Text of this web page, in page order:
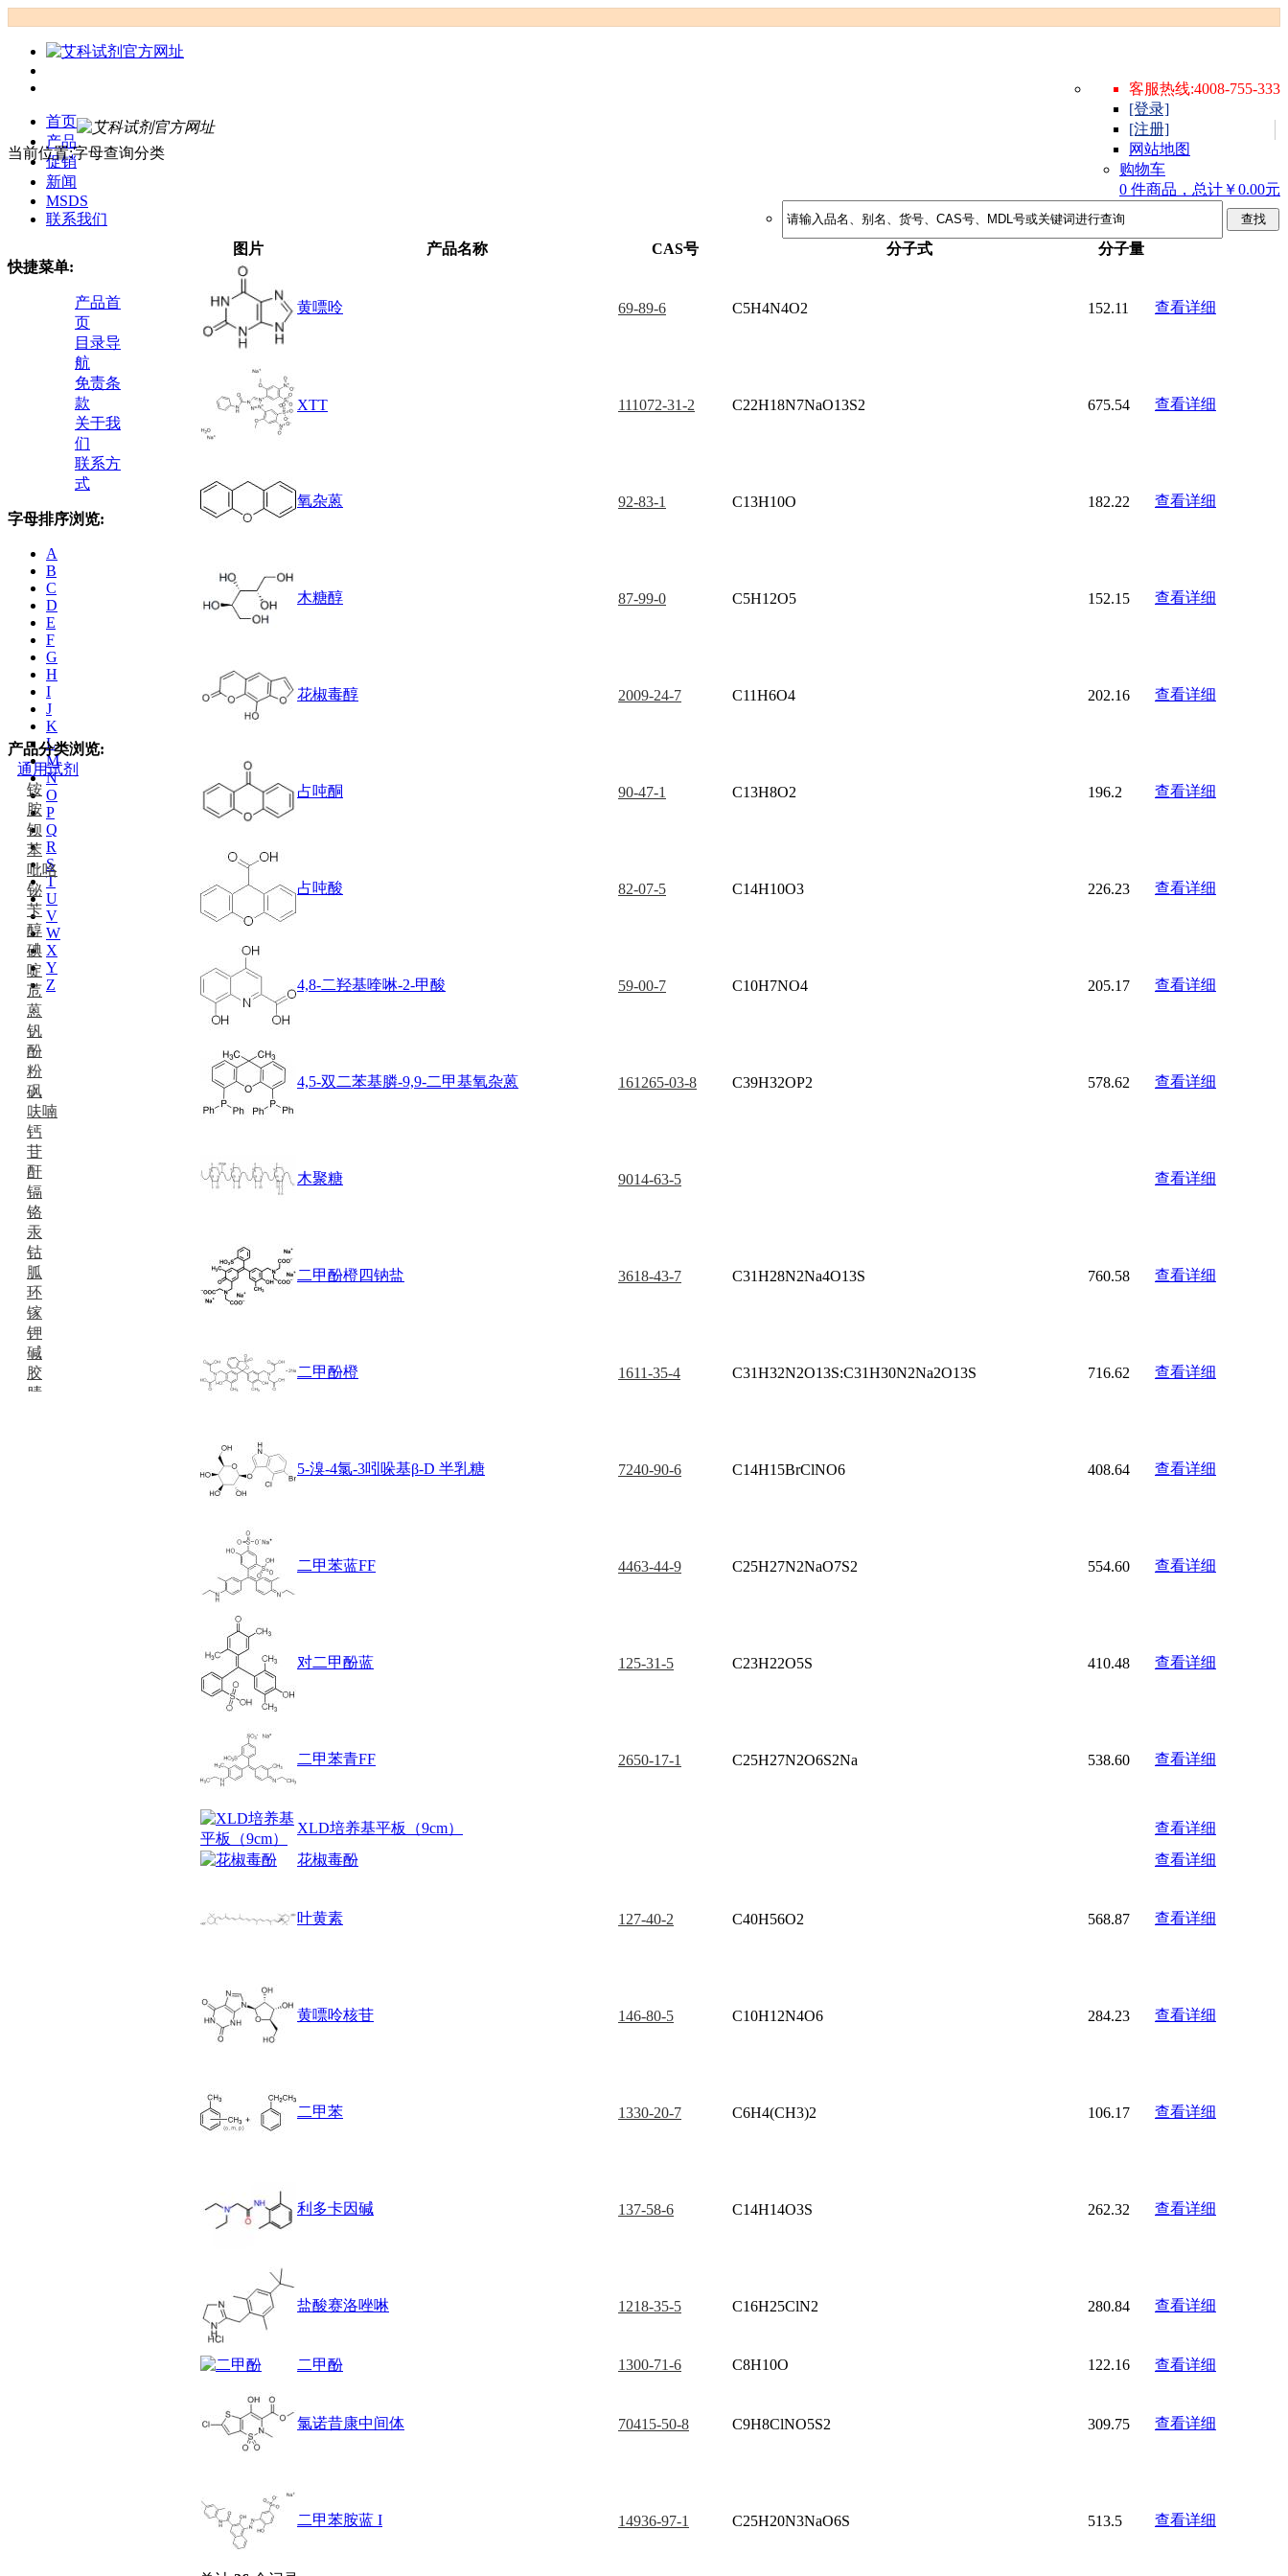
客服热线:4008-755-333
[登录]
[注册]
网站地图
购物车
0 件商品，总计￥0.00元
首页
产品
促销
新闻
MSDS
联系我们
当前位置:字母查询分类
快捷菜单:
产品首
页
目录导
航
免责条
款
关于我
们
联系方
式
字母排序浏览:
A
B
C
D
E
F
G
H
I
J
K
L
M
N
O
P
Q
R
S
T
U
V
W
X
Y
Z
产品分类浏览:
通用试剂
铵
胺
钡
苯
吡咯
铋
苄
醇
碘
啶
苊
蒽
钒
酚
粉
砜
呋喃
钙
苷
酐
镉
铬
汞
钴
胍
环
镓
钾
碱
胶
腈
图片 产品名称 CAS号 分子式 分子量
黄嘌呤 69-89-6 C5H4N4O2 152.11 查看详细
XTT 111072-31-2 C22H18N7NaO13S2 675.54 查看详细
氧杂蒽 92-83-1 C13H10O 182.22 查看详细
木糖醇 87-99-0 C5H12O5 152.15 查看详细
花椒毒醇 2009-24-7 C11H6O4 202.16 查看详细
占吨酮 90-47-1 C13H8O2 196.2 查看详细
占吨酸 82-07-5 C14H10O3 226.23 查看详细
4,8-二羟基喹啉-2-甲酸 59-00-7 C10H7NO4 205.17 查看详细
4,5-双二苯基膦-9,9-二甲基氧杂蒽 161265-03-8 C39H32OP2 578.62 查看详细
木聚糖 9014-63-5 查看详细
二甲酚橙四钠盐 3618-43-7 C31H28N2Na4O13S 760.58 查看详细
二甲酚橙 1611-35-4 C31H32N2O13S:C31H30N2Na2O13S 716.62 查看详细
5-溴-4氯-3吲哚基β-D 半乳糖 7240-90-6 C14H15BrClNO6 408.64 查看详细
二甲苯蓝FF 4463-44-9 C25H27N2NaO7S2 554.60 查看详细
对二甲酚蓝 125-31-5 C23H22O5S 410.48 查看详细
二甲苯青FF 2650-17-1 C25H27N2O6S2Na 538.60 查看详细
XLD培养基平板（9cm）
查看详细
花椒毒酚
查看详细
叶黄素 127-40-2 C40H56O2 568.87 查看详细
黄嘌呤核苷 146-80-5 C10H12N4O6 284.23 查看详细
二甲苯 1330-20-7 C6H4(CH3)2 106.17 查看详细
利多卡因碱 137-58-6 C14H14O3S 262.32 查看详细
盐酸赛洛唑啉 1218-35-5 C16H25ClN2 280.84 查看详细
二甲酚 1300-71-6 C8H10O 122.16 查看详细
氯诺昔康中间体 70415-50-8 C9H8ClNO5S2 309.75 查看详细
二甲苯胺蓝 I 14936-97-1 C25H20N3NaO6S 513.5 查看详细